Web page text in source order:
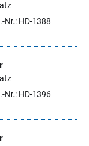
Nr.: HD-1388
Nr.: HD-1396